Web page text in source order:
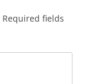
Required fields